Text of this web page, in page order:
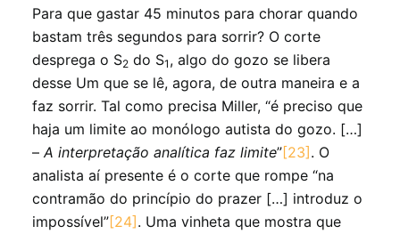
Para que gastar 45 minutos para chorar quando
bastam três segundos para sorrir? O corte
desprega o S2 do S1 , algo do gozo se libera
desse Um que se lê, agora, de outra maneira e a
faz sorrir. Tal como precisa Miller, “é preciso que
haja um limite ao monólogo autista do gozo. […]
–A interpretação analítica faz limite”[23] . O
analista aí presente é o corte que rompe “na
contramão do princípio do prazer […] introduz o
impossível”[24] . Uma vinheta que mostra que